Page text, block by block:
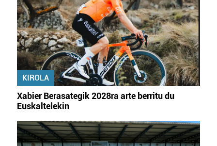
KIROLA
Xabier Berasategik 2028ra arte berritu du
Euskaltelekin